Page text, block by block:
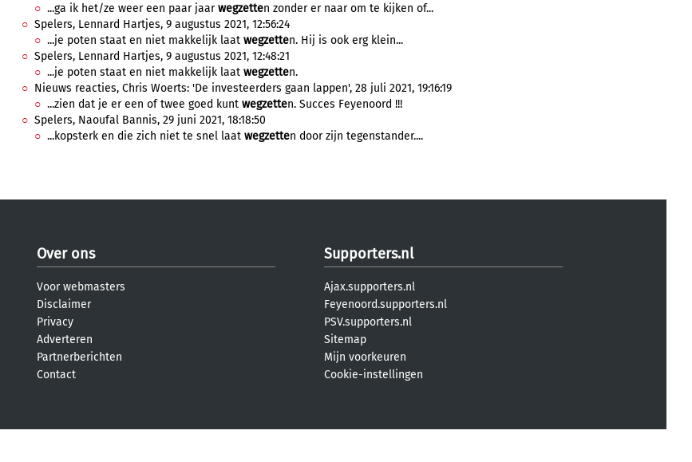
...ga ik het/ze weer een paar jaarwegzetten zonder er naar om te kijken of...
Spelers, Lennard Hartjes, 9 augustus 2021, 12:56:24
...je poten staat en niet makkelijk laat wegzetten. Hij is ook erg klein...
Spelers, Lennard Hartjes, 9 augustus 2021, 12:48:21
...je poten staat en niet makkelijk laat wegzetten.
Nieuws reacties, Chris Woerts: 'De investeerders gaan lappen', 28 juli 2021, 19:16:19
...zien dat je er een of twee goed kunt wegzetten. Succes Feyenoord !!!
Spelers, Naoufal Bannis, 29 juni 2021, 18:18:50
...kopsterk en die zich niet te snel laat wegzetten door zijn tegenstander....
Over ons
Voor webmasters
Disclaimer
Privacy
Adverteren
Partnerberichten
Contact
Supporters.nl
Ajax.supporters.nl
Feyenoord.supporters.nl
PSV.supporters.nl
Sitemap
Mijn voorkeuren
Cookie-instellingen